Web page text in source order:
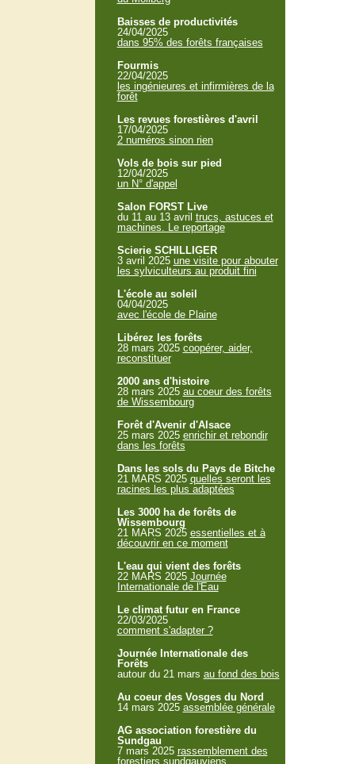
Baisses de productivités
24/04/2025
dans 95% des forêts françaises
Fourmis
22/04/2025
les ingénieures et infirmières de la
forêt
Les revues forestières d'avril
17/04/2025
2 numéros sinon rien
Vols de bois sur pied
12/04/2025
un N° d'appel
Salon FORST Live
du 11 au 13 avril trucs, astuces et
machines. Le reportage
Scierie SCHILLIGER
3 avril 2025 une visite pour abouter
les sylviculteurs au produit fini
L'école au soleil
04/04/2025
avec l'école de Plaine
Libérez les forêts
28 mars 2025 coopérer, aider,
reconstituer
2000 ans d'histoire
28 mars 2025 au coeur des forêts
de Wissembourg
Forêt d'Avenir d'Alsace
25 mars 2025 enrichir et rebondir
dans les forêts
Dans les sols du Pays de Bitche
21 MARS 2025 quelles seront les
racines les plus adaptées
Les 3000 ha de forêts de
Wissembourg
21 MARS 2025 essentielles et à
découvrir en ce moment
L'eau qui vient des forêts
22 MARS 2025 Journée
Internationale de l'Eau
Le climat futur en France
22/03/2025
comment s'adapter ?
Journée Internationale des
Forêts
autour du 21 mars au fond des bois
Au coeur des Vosges du Nord
14 mars 2025 assemblée générale
AG association forestière du
Sundgau
7 mars 2025 rassemblement des
forestiers sundgauviens